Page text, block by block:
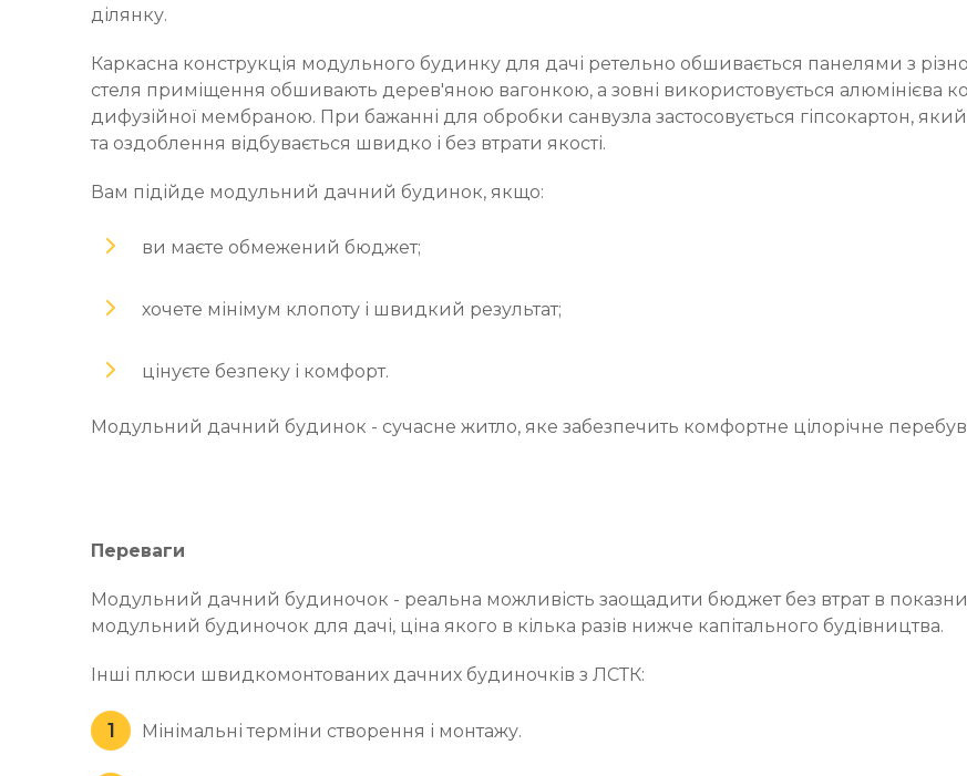
ділянку.
Каркасна конструкція модульного будинку для дачі ретельно обшивається панелями з
стеля приміщення обшивають дерев'яною вагонкою, а зовні використовується алюмінієва
дифузійної мембраною. При бажанні для обробки санвузла застосовується гіпсокартон,
та оздоблення відбувається швидко і без втрати якості.
Вам підійде модульний дачний будинок, якщо:
ви маєте обмежений бюджет;
хочете мінімум клопоту і швидкий результат;
цінуєте безпеку і комфорт.
Модульний дачний будинок - сучасне житло, яке забезпечить комфортне цілорічне
Переваги
Модульний дачний будиночок - реальна можливість заощадити бюджет без втрат в
модульний будиночок для дачі, ціна якого в кілька разів нижче капітального будівництва.
Інші плюси швидкомонтованих дачних будиночків з ЛСТК:
Мінімальні терміни створення і монтажу.